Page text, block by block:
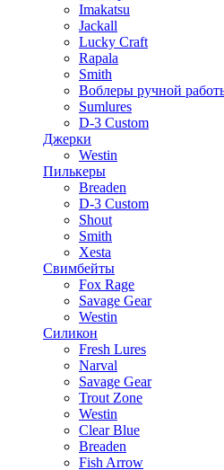
Imakatsu
Jackall
Lucky Craft
Rapala
Smith
Воблеры ручной
Sumlures
D-3 Custom
Джерки
Westin
Пилькеры
Breaden
D-3 Custom
Shout
Smith
Xesta
Свимбейты
Fox Rage
Savage Gear
Westin
Силикон
Fresh Lures
Narval
Savage Gear
Trout Zone
Westin
Clear Blue
Breaden
Fish Arrow